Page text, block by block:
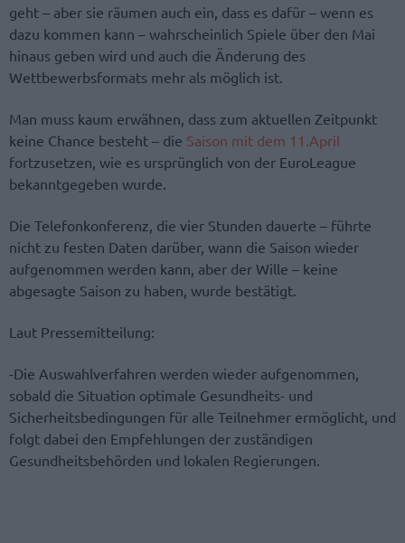
geht – aber sie räumen auch ein, dass es dafür – wenn es
dazu kommen kann – wahrscheinlich Spiele über den Mai
hinaus geben wird und auch die Änderung des
Wettbewerbsformats mehr als möglich ist.
Man muss kaum erwähnen, dass zum aktuellen Zeitpunkt
keine Chance besteht – die Saison mit dem 11.April
fortzusetzen, wie es ursprünglich von der EuroLeague
bekanntgegeben wurde.
Die Telefonkonferenz, die vier Stunden dauerte – führte
nicht zu festen Daten darüber, wann die Saison wieder
aufgenommen werden kann, aber der Wille – keine
abgesagte Saison zu haben, wurde bestätigt.
Laut Pressemitteilung:
-Die Auswahlverfahren werden wieder aufgenommen,
sobald die Situation optimale Gesundheits- und
Sicherheitsbedingungen für alle Teilnehmer ermöglicht, und
folgt dabei den Empfehlungen der zuständigen
Gesundheitsbehörden und lokalen Regierungen.